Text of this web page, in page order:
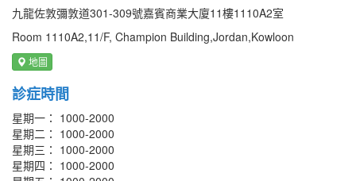
九龍佐敦彌敦道301-309號嘉賓商業大廈11樓1110A2室
Room 1110A2,11/F, Champion Building,Jordan,Kowloon
地圖
診症時間
星期一： 1000-2000
星期二： 1000-2000
星期三： 1000-2000
星期四： 1000-2000